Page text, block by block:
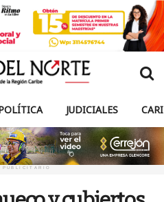
JUDICIALES
PUBLICITARIO